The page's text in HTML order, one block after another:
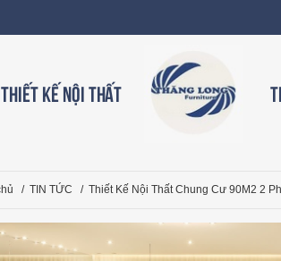
Thiết kế nội thất
/ TIN TỨC / Thiết Kế Nội Thất Chung Cư 90M2 2